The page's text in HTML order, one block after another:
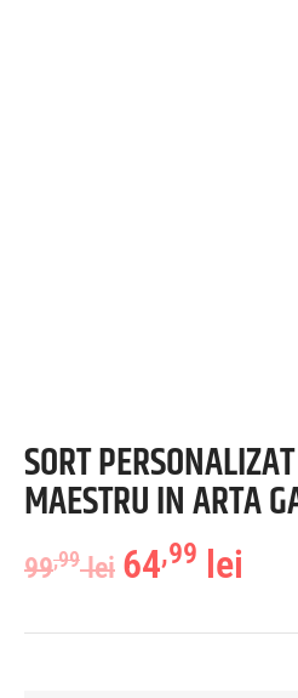
SORT
MAESTRU IN ARTA
99,99 lei 64,99 lei